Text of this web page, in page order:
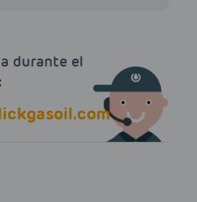
durante el